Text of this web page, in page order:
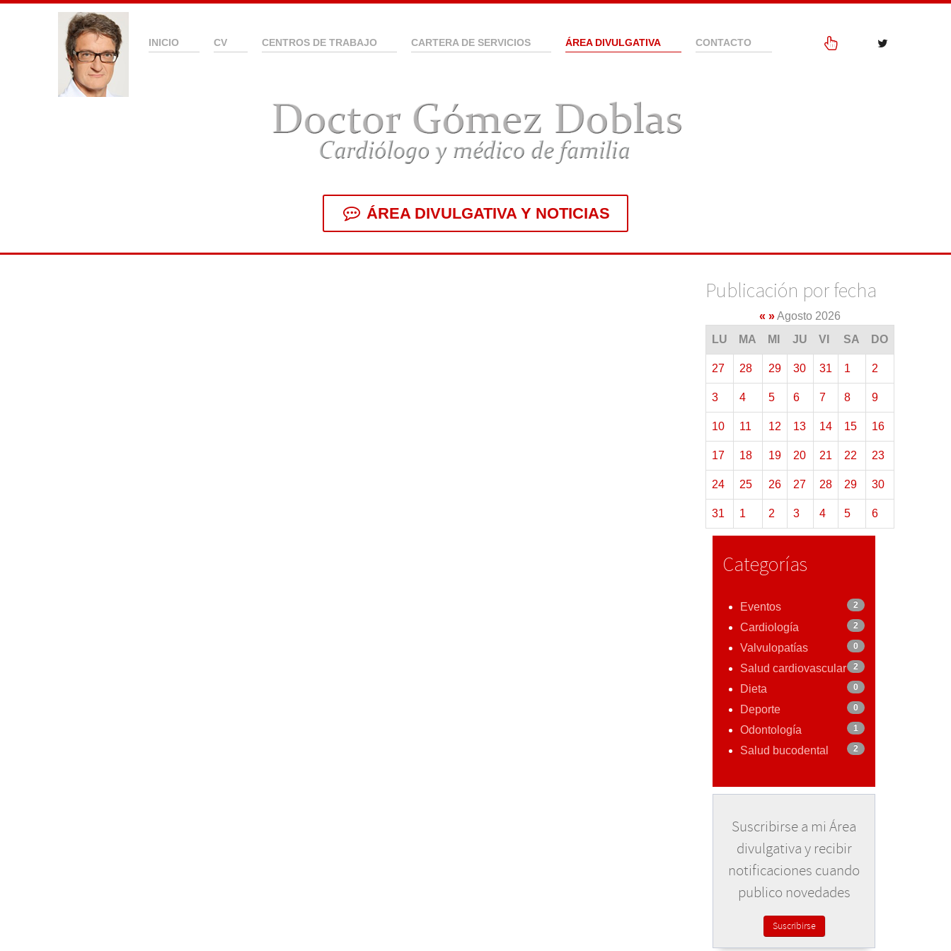
INICIO CV CENTROS DE TRABAJO CARTERA DE SERVICIOS ÁREA DIVULGATIVA CONTACTO
ÁREA DIVULGATIVA Y NOTICIAS
Publicación por fecha
« »Agosto 2026
LU
MA MI JU VI SA DO
27 28 29 30 31 1 2
3 4 5 6 7 8 9
10 11 12 13 14 15 16
17 18 19 20 21 22 23
24 25 26 27 28 29 30
31 1 2 3 4 5 6
Categorías
Eventos 2
Cardiología 2
Valvulopatías 0
Salud cardiovascular 2
Dieta 0
Deporte 0
Odontología 1
Salud bucodental 2
Suscribirse a mi Área
divulgativa y recibir
notificaciones cuando
publico novedades
Suscribirse